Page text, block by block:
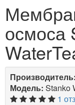
осмоса
Производитель:
Модель: Stanko
1